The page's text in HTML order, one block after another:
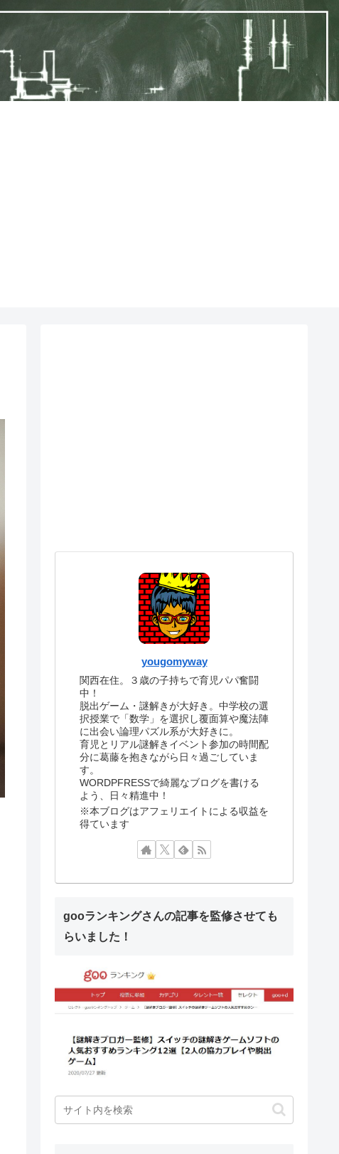
yougomyway
関西在住。３歳の子持ちで育児パパ奮闘
中！
脱出ゲーム・謎解きが大好き。中学校の選
択授業で「数学」を選択し覆面算や魔法陣
に出会い論理パズル系が大好きに。
育児とリアル謎解きイベント参加の時間配
分に葛藤を抱きながら日々過ごしていま
す。
WORDPFRESSで綺麗なブログを書ける
よう、日々精進中！
※本ブログはアフェリエイトによる収益を
得ています
gooランキングさんの記事を監修させても
らいました！